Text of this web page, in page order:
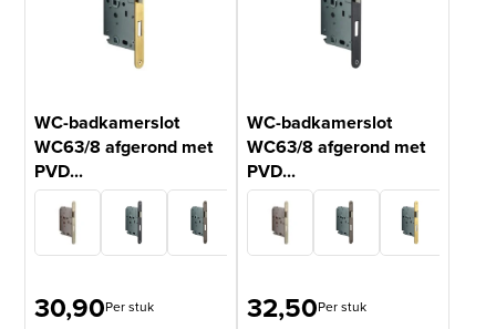
WC-badkamerslot
WC63/8 afgerond met
PVD...
30,90Per stuk
WC-badkamerslot
WC63/8 afgerond met
PVD...
32,50Per stuk